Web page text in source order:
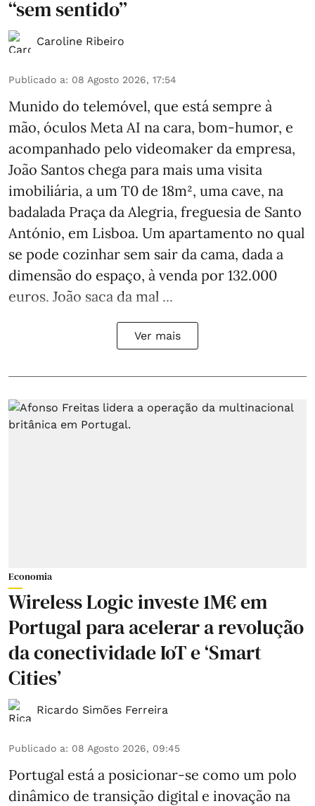
“sem sentido”
Caroline Ribeiro
Publicado a: 08 Agosto 2026, 17:54
Munido do telemóvel, que está sempre à
mão, óculos Meta AI na cara, bom-humor, e
acompanhado pelo videomaker da empresa,
João Santos chega para mais uma visita
imobiliária, a um T0 de 18m², uma cave, na
badalada Praça da Alegria, freguesia de Santo
António, em Lisboa. Um apartamento no qual
se pode cozinhar sem sair da cama, dada a
dimensão do espaço, à venda por 132.000
euros. João saca da mal ...
Ver mais
Economia
Wireless Logic investe 1M€ em
Portugal para acelerar a revolução
da conectividade IoT e ‘Smart
Cities’
Ricardo Simões Ferreira
Publicado a: 08 Agosto 2026, 09:45
Portugal está a posicionar-se como um polo
dinâmico de transição digital e inovação na